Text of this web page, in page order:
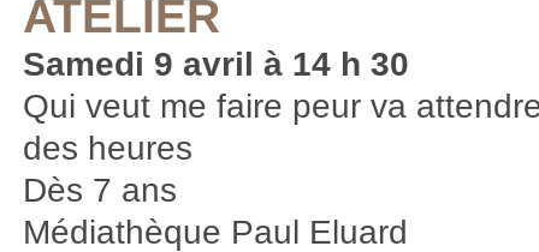
ATELIER
Samedi 9 avril à 14 h 30
Qui veut me faire peur va
des heures
Dès 7 ans
Médiathèque Paul Eluard